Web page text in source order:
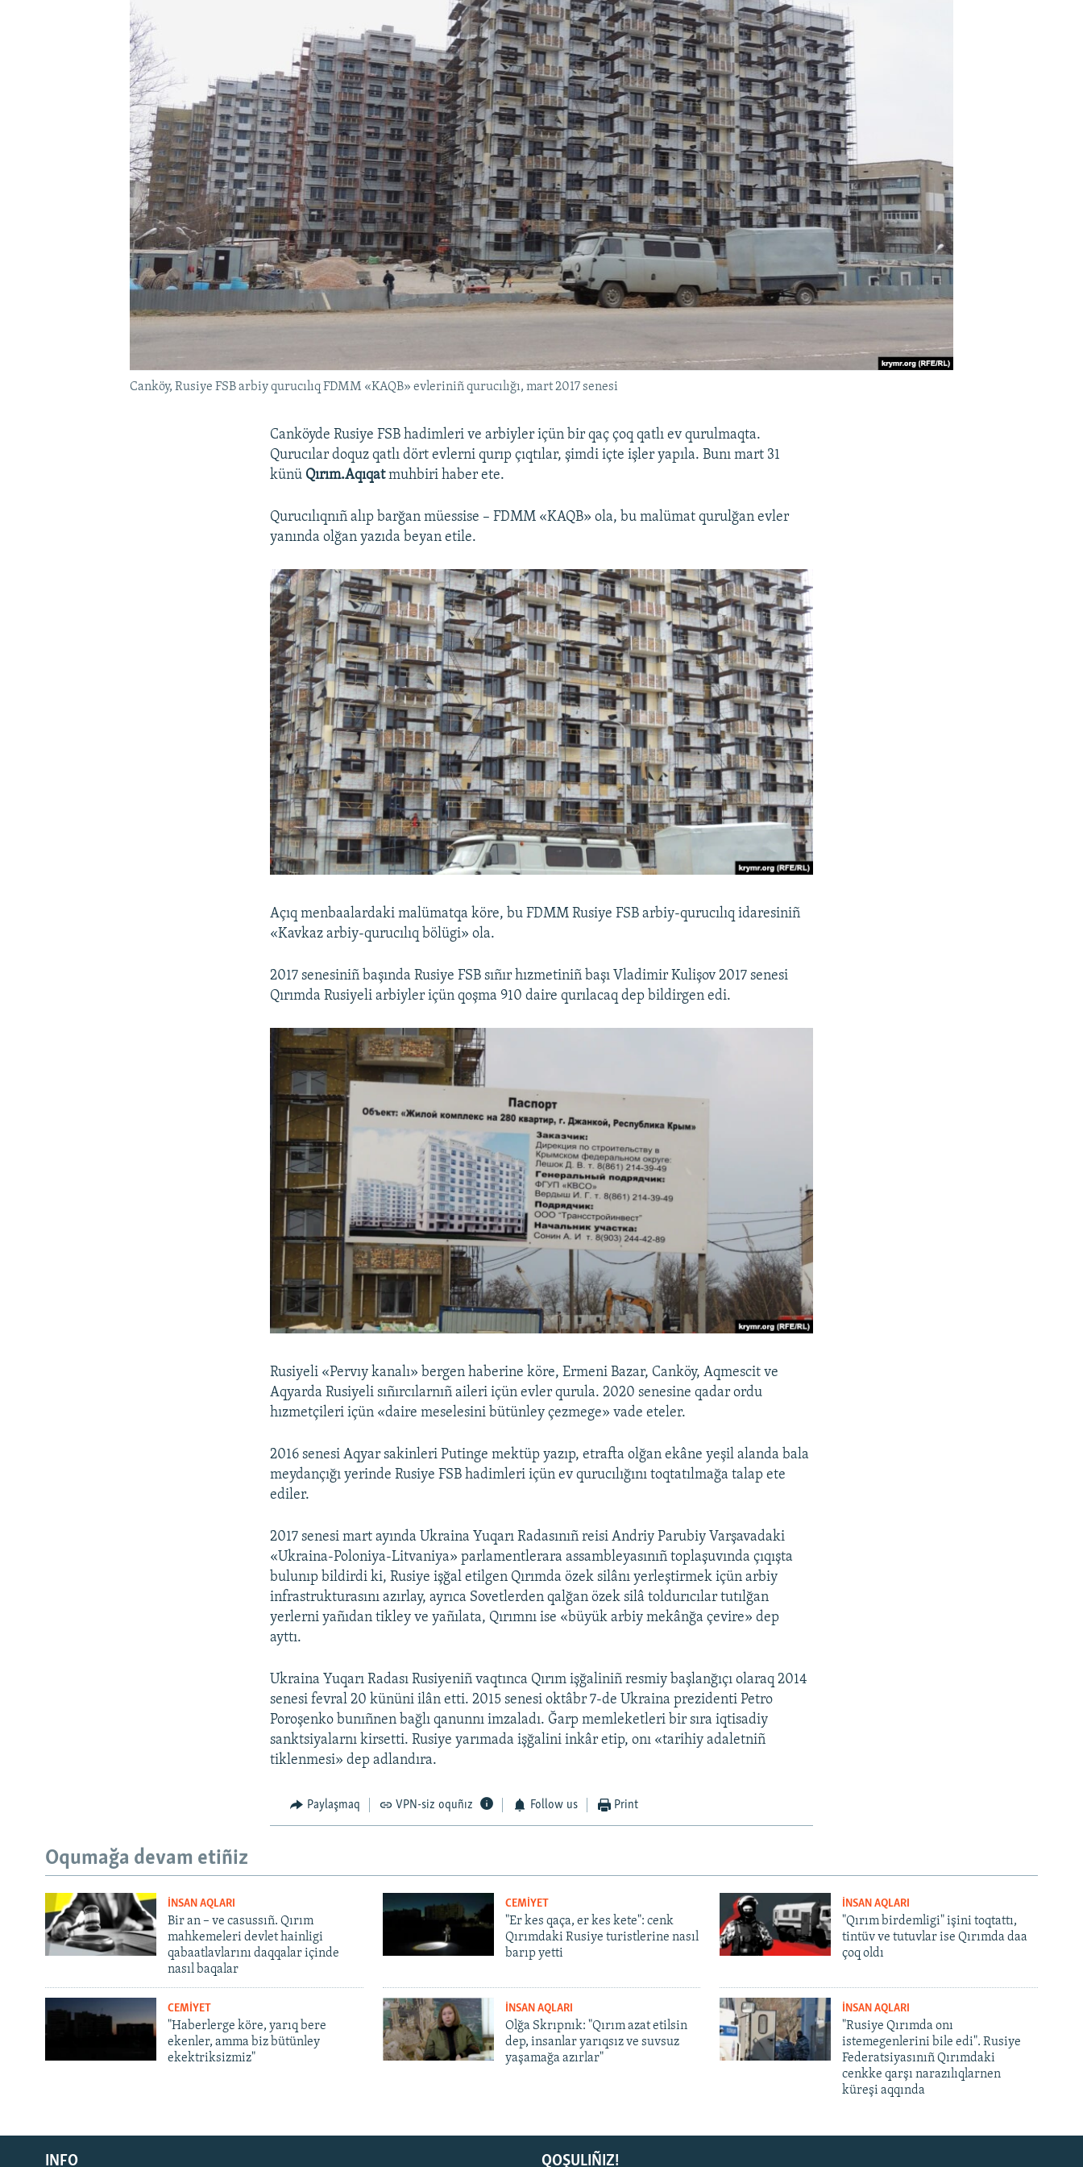
Русский
Українською
Canköy, Rusiye FSB arbiy qurucılıq FDMM «KAQB» evleriniñ qurucılığı, mart 2017 senesi
Canköyde Rusiye FSB hadimleri ve arbiyler içün bir qaç çoq qatlı ev qurulmaqta.
Qurucılar doquz qatlı dört evlerni qurıp çıqtılar, şimdi içte işler yapıla. Bunı mart 31
künü Qırım.Aqıqatmuhbiri haber ete.
Qurucılıqnıñ alıp barğan müessise – FDMM «KAQB» ola, bu malümat qurulğan evler
yanında olğan yazıda beyan etile.
Açıq menbaalardaki malümatqa köre, bu FDMM Rusiye FSB arbiy-qurucılıq idaresiniñ
«Kavkaz arbiy-qurucılıq bölügi» ola.
2017 senesiniñ başında Rusiye FSB sıñır hızmetiniñ başı Vladimir Kulişov 2017 senesi
Qırımda Rusiyeli arbiyler içün qoşma 910 daire qurılacaq dep bildirgen edi.
Rusiyeli «Pervıy kanalı» bergen haberine köre, Ermeni Bazar, Canköy, Aqmescit ve
Aqyarda Rusiyeli sıñırcılarnıñ aileri içün evler qurula. 2020 senesine qadar ordu
hızmetçileri içün «daire meselesini bütünley çezmege» vade eteler.
2016 senesi Aqyar sakinleri Putinge mektüp yazıp, etrafta olğan ekâne yeşil alanda bala
meydançığı yerinde Rusiye FSB hadimleri içün ev qurucılığını toqtatılmağa talap ete
ediler.
2017 senesi mart ayında Ukraina Yuqarı Radasınıñ reisi Andriy Parubiy Varşavadaki
«Ukraina-Poloniya-Litvaniya» parlamentlerara assambleyasınıñ toplaşuvında çıqışta
bulunıp bildirdi ki, Rusiye işğal etilgen Qırımda özek silânı yerleştirmek içün arbiy
infrastrukturasını azırlay, ayrıca Sovetlerden qalğan özek silâ toldurıcılar tutılğan
yerlerni yañıdan tikley ve yañılata, Qırımnı ise «büyük arbiy mekânğa çevire» dep
ayttı.
Ukraina Yuqarı Radası Rusiyeniñ vaqtınca Qırım işğaliniñ resmiy başlanğıçı olaraq 2014
senesi fevral 20 kününi ilân etti. 2015 senesi oktâbr 7-de Ukraina prezidenti Petro
Poroşenko bunıñnen bağlı qanunnı imzaladı. Ğarp memleketleri bir sıra iqtisadiy
sanktsiyalarnı kirsetti. Rusiye yarımada işğalini inkâr etip, onı «tarihiy adaletniñ
tiklenmesi» dep adlandıra.
Paylaşmaq VPN-siz oquñız Follow us Print
Oqumağa devam etiñiz
İNSAN AQLARI
Bir an – ve casussıñ. Qırım
mahkemeleri devlet hainligi
qabaatlavlarını daqqalar içinde
nasıl baqalar
CEMİYET
"Er kes qaça, er kes kete": cenk
Qırımdaki Rusiye turistlerine nasıl
barıp yetti
İNSAN AQLARI
"Qırım birdemligi" işini toqtattı,
tintüv ve tutuvlar ise Qırımda daa
çoq oldı
CEMİYET
"Haberlerge köre, yarıq bere
ekenler, amma biz bütünley
ekektriksizmiz"
İNSAN AQLARI
Olğa Skrıpnık: "Qırım azat etilsin
dep, insanlar yarıqsız ve suvsuz
yaşamağa azırlar"
İNSAN AQLARI
"Rusiye Qırımda onı
istemegenlerini bile edi". Rusiye
Federatsiyasınıñ Qırımdaki
cenkke qarşı narazılıqlarnen
küreşi aqqında
QOŞULIÑIZ!
INFO